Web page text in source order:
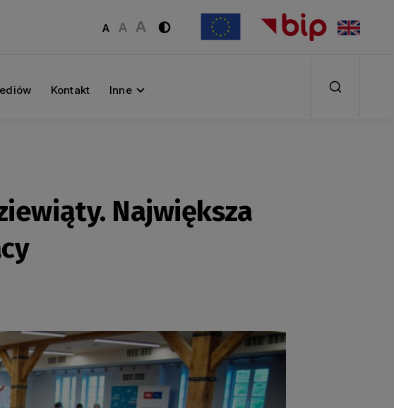
Kontakt Inne
Największa